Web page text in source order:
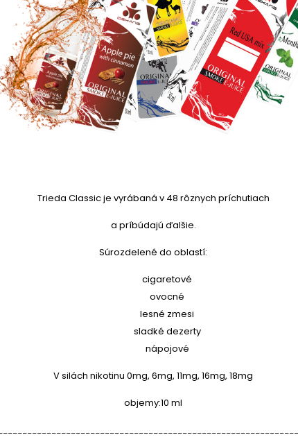
Trieda Classic je vyrábaná v 48 rôznych príchutiach
a príbúdajú ďalšie.
Súrozdelené do oblastí:
cigaretové
ovocné
lesné zmesi
sladké dezerty
nápojové
V silách nikotinu 0mg, 6mg, 11mg, 16mg, 18mg
objemy:10 ml